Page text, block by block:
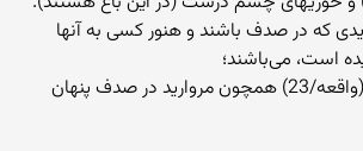
که در صدف باشند و هنور کسی به آنها
است، می‌باشند؛
كَأَمْثَالِ اللُّؤْلُؤِ الْمَكْنُونِ (واقعه/23) همچون مرواريد در صدف پنهان